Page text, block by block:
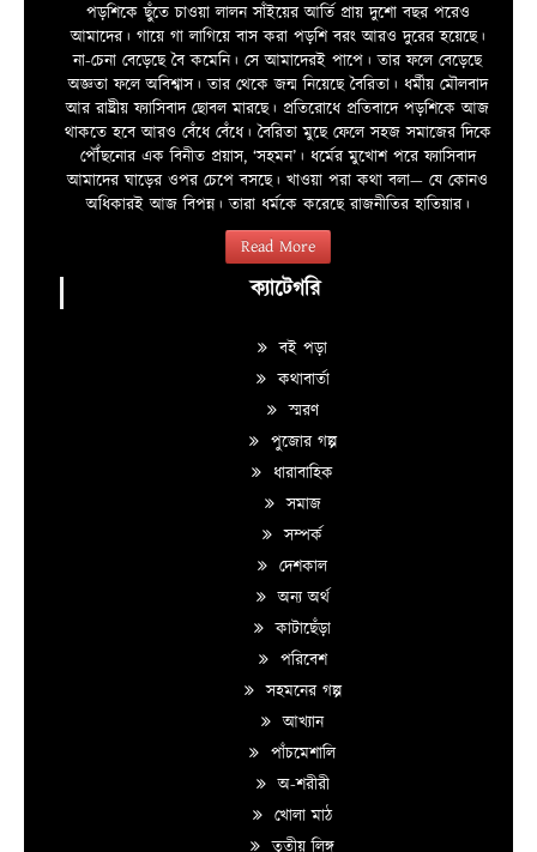
পড়শিকে ছুঁতে চাওয়া লালন সাঁইয়ের আর্তি প্রায় দুশো বছর পরেও
আমাদের। গায়ে গা লাগিয়ে বাস করা পড়শি বরং আরও দুরের হয়েছে।
না-চেনা বেড়েছে বৈ কমেনি। সে আমাদেরই পাপে। তার ফলে বেড়েছে
অজ্ঞতা ফলে অবিশ্বাস। তার থেকে জন্ম নিয়েছে বৈরিতা। ধর্মীয় মৌলবাদ
আর রাষ্ট্রীয় ফ্যাসিবাদ ছোবল মারছে। প্রতিরোধে প্রতিবাদে পড়শিকে আজ
থাকতে হবে আরও বেঁধে বেঁধে। বৈরিতা মুছে ফেলে সহজ সমাজের দিকে
পৌঁছনোর এক বিনীত প্রয়াস, ‘সহমন’। ধর্মের মুখোশ পরে ফ্যাসিবাদ
আমাদের ঘাড়ের ওপর চেপে বসছে। খাওয়া পরা কথা বলা—­­ যে কোনও
অধিকারই আজ বিপন্ন। তারা ধর্মকে করেছে রাজনীতির হাতিয়ার।
Read More
ক্যাটেগরি
বই পড়া
কথাবার্তা
স্মরণ
পুজোর গল্প
ধারাবাহিক
সমাজ
সম্পর্ক
দেশকাল
অন্য অর্থ
কাটাছেঁড়া
পরিবেশ
সহমনের গল্প
আখ্যান
পাঁচমেশালি
অ-শরীরী
খোলা মাঠ
তৃতীয় লিঙ্গ